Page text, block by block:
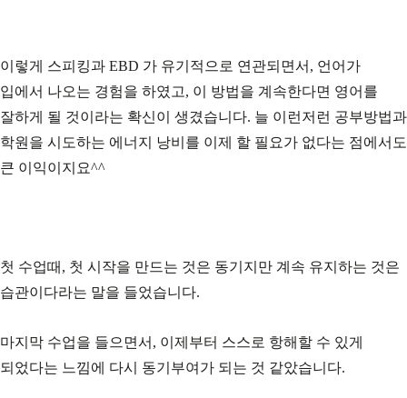
이렇게 스피킹과 EBD 가 유기적으로 연관되면서, 언어가
입에서 나오는 경험을 하였고, 이 방법을 계속한다면 영어를
잘하게 될 것이라는 확신이 생겼습니다. 늘 이런저런 공부방법과
학원을 시도하는 에너지 낭비를 이제 할 필요가 없다는 점에서도
큰 이익이지요^^
첫 수업때, 첫 시작을 만드는 것은 동기지만 계속 유지하는 것은
습관이다라는 말을 들었습니다.
마지막 수업을 들으면서, 이제부터 스스로 항해할 수 있게
되었다는 느낌에 다시 동기부여가 되는 것 같았습니다.